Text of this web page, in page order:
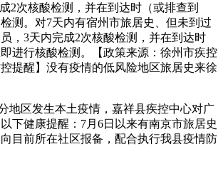
2次核酸检测，并在到达时（或排查到
测。对7天内有宿州市旅居史、但未到过
，3天内完成2次核酸检测，并在到达时
即进行核酸检测。【政策来源：徐州市疾控
提醒】没有疫情的低风险地区旅居史来徐
地区发生本土疫情，嘉祥县疾控中心对广
下健康提醒：7月6日以来有南京市旅居史
目前所在社区报备，配合执行我县疫情防